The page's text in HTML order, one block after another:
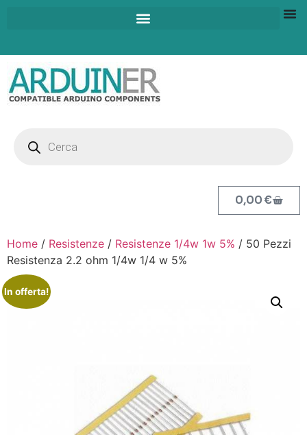
0,00€
Home / Resistenze / Resistenze 1/4w 1w 5% / 50 Pezzi
Resistenza 2.2 ohm 1/4w 1/4 w 5%
In offerta!